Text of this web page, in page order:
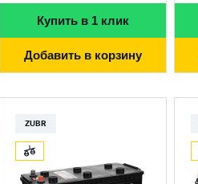
Купить в 1 клик
Добавить в корзину
ZUBR